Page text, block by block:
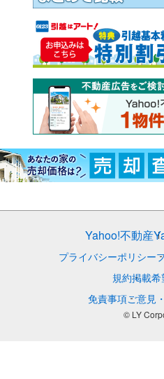
Yahoo!不動産
プライバシーポリシー
規約掲載
免責事項ご意見
© LY